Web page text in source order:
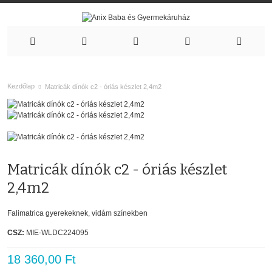
Kezdőlap Matricák dínók c2 - óriás készlet 2,4m2
Matricák dínók c2 - óriás készlet
2,4m2
Falimatrica gyerekeknek, vidám színekben
CSZ: MIE-WLDC224095
18 360,00 Ft